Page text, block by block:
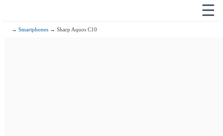
☰
→Smartphones → Sharp Aquos C10